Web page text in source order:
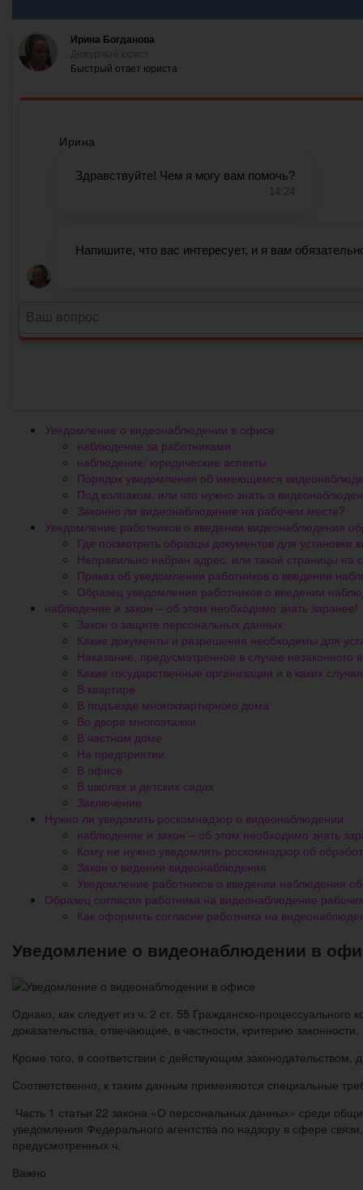
Уведомление о видеонаблюдении в офисе
наблюдение за работниками
наблюдение: юридические аспекты
Порядок уведомления об имеющемся
Под колпаком, или что нужно знать о
Законно ли видеонаблюдение на рабочем месте?
Уведомление работников о введении видеонаблюдения
Где посмотреть образцы документов для установки
Неправильно набран адрес, или такой страницы на
Приказ об уведомлении работников о введении
Образец уведомления работников о введении
наблюдение и закон – об этом необходимо знать заранее!
Закон о защите персональных данных
Какие документы и разрешения необходимы для
Наказание, предусмотренное в случае незаконного
Какие государственные организации и в каких
В квартире
В подъезде многоквартирного дома
Во дворе многоэтажки
В частном доме
На предприятии
В офисе
В школах и детских садах
Заключение
Нужно ли уведомить роскомнадзор о видеонаблюдении
наблюдение и закон – об этом необходимо знать
Кому не нужно уведомлять роскомнадзор об
Закон о ведении видеонаблюдения
Уведомление работников о введении наблюдения
Образец согласия работника на видеонаблюдение
Как оформить согласие работника на
Уведомление о видеонаблюдении в
Однако, как следует из ч. 2 ст. 55 Гражданско-
доказательства, отвечающие, в частности, критерию законности.
Кроме того, в соответствии с действующим
Соответственно, к таким данным применяются специальные
Часть 1 статьи 22 закона «О персональных данных» среди
уведомления Федерального агентства по надзору в сфере
предусмотренных ч.
Важно